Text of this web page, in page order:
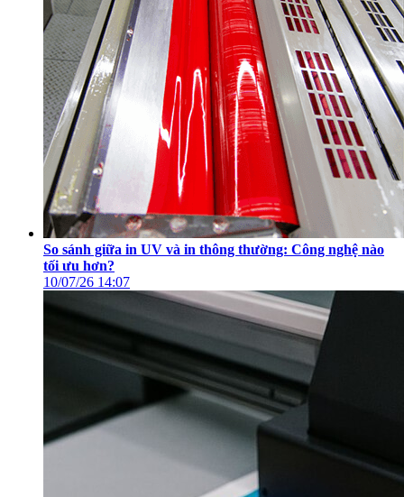
So sánh giữa in UV và in thông thường: Công nghệ nào
tối ưu hơn?
10/07/26 14:07